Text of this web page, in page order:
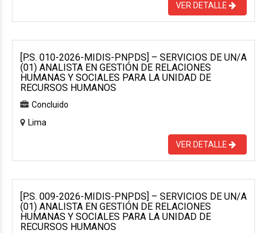
VER DETALLE
[P.S. 010-2026-MIDIS-PNPDS] – SERVICIOS DE UN/A
(01) ANALISTA EN GESTIÓN DE RELACIONES
HUMANAS Y SOCIALES PARA LA UNIDAD DE
RECURSOS HUMANOS
Concluido
Lima
VER DETALLE
[P.S. 009-2026-MIDIS-PNPDS] – SERVICIOS DE UN/A
(01) ANALISTA EN GESTIÓN DE RELACIONES
HUMANAS Y SOCIALES PARA LA UNIDAD DE
RECURSOS HUMANOS